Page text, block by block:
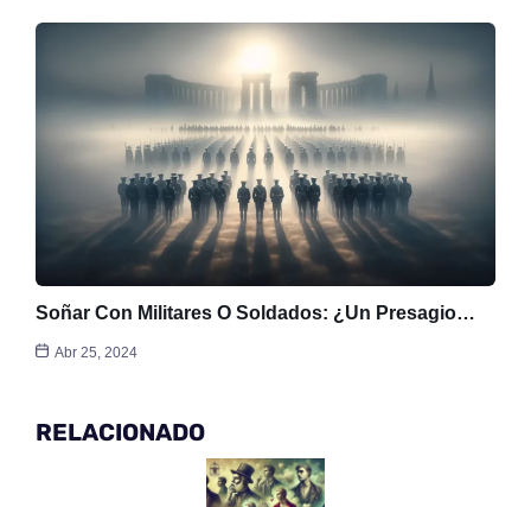
Soñar Con Militares O Soldados: ¿Un Presagio…
Abr 25, 2024
RELACIONADO